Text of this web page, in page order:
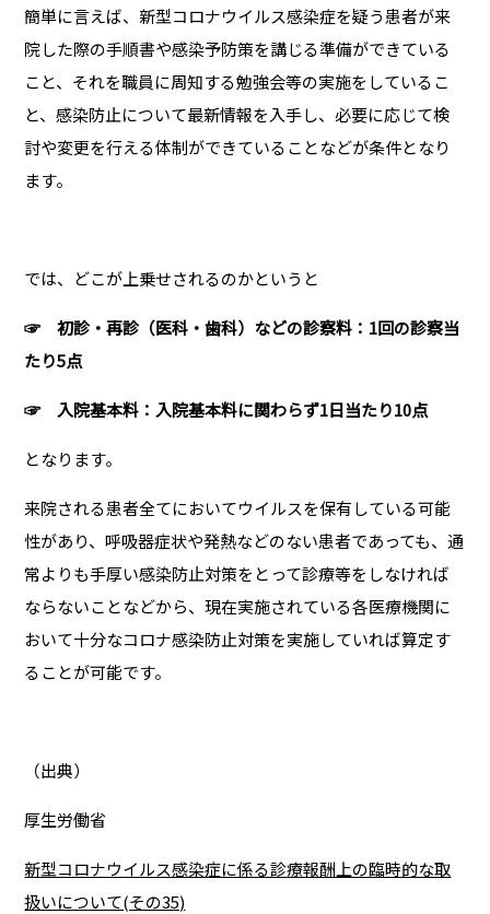
簡単に言えば、新型コロナウイルス感染症を疑う患者が来
院した際の手順書や感染予防策を講じる準備ができている
こと、それを職員に周知する勉強会等の実施をしているこ
と、感染防止について最新情報を入手し、必要に応じて検
討や変更を行える体制ができていることなどが条件となり
ます。
では、どこが上乗せされるのかというと
☞ 初診・再診（医科・歯科）などの診察料：1回の診察当
たり5点
☞ 入院基本料：入院基本料に関わらず1日当たり10点
となります。
来院される患者全てにおいてウイルスを保有している可能
性があり、呼吸器症状や発熱などのない患者であっても、通
常よりも手厚い感染防止対策をとって診療等をしなければ
ならないことなどから、現在実施されている各医療機関に
おいて十分なコロナ感染防止対策を実施していれば算定す
ることが可能です。
（出典）
厚生労働省
新型コロナウイルス感染症に係る診療報酬上の臨時的な取
扱いについて(その35)